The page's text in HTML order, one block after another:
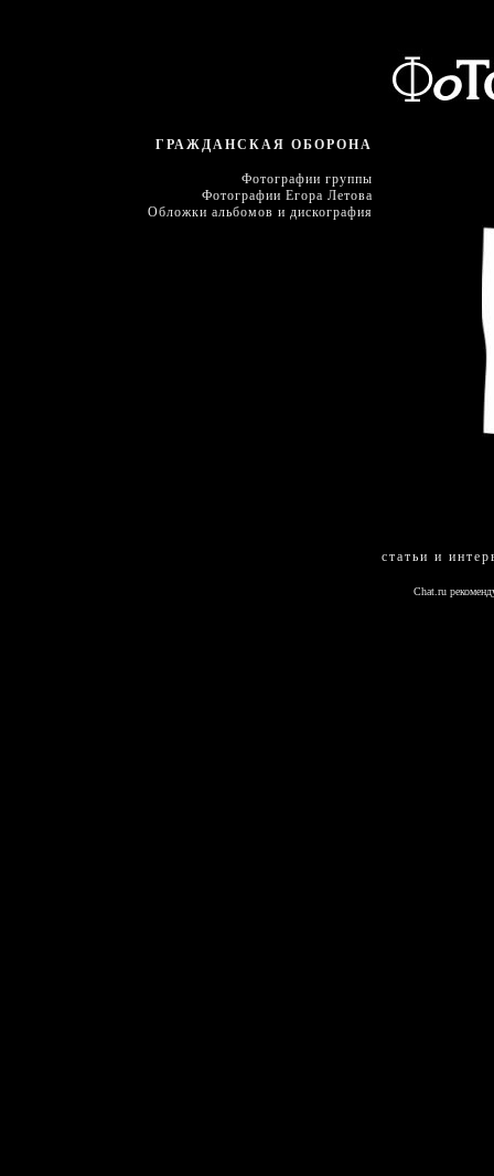
ГРАЖДАНСКАЯ ОБОРОНА
Фотографии группы
Фотографии Егора Летова
Обложки альбомов и дискография
статьи и
Chat.ru